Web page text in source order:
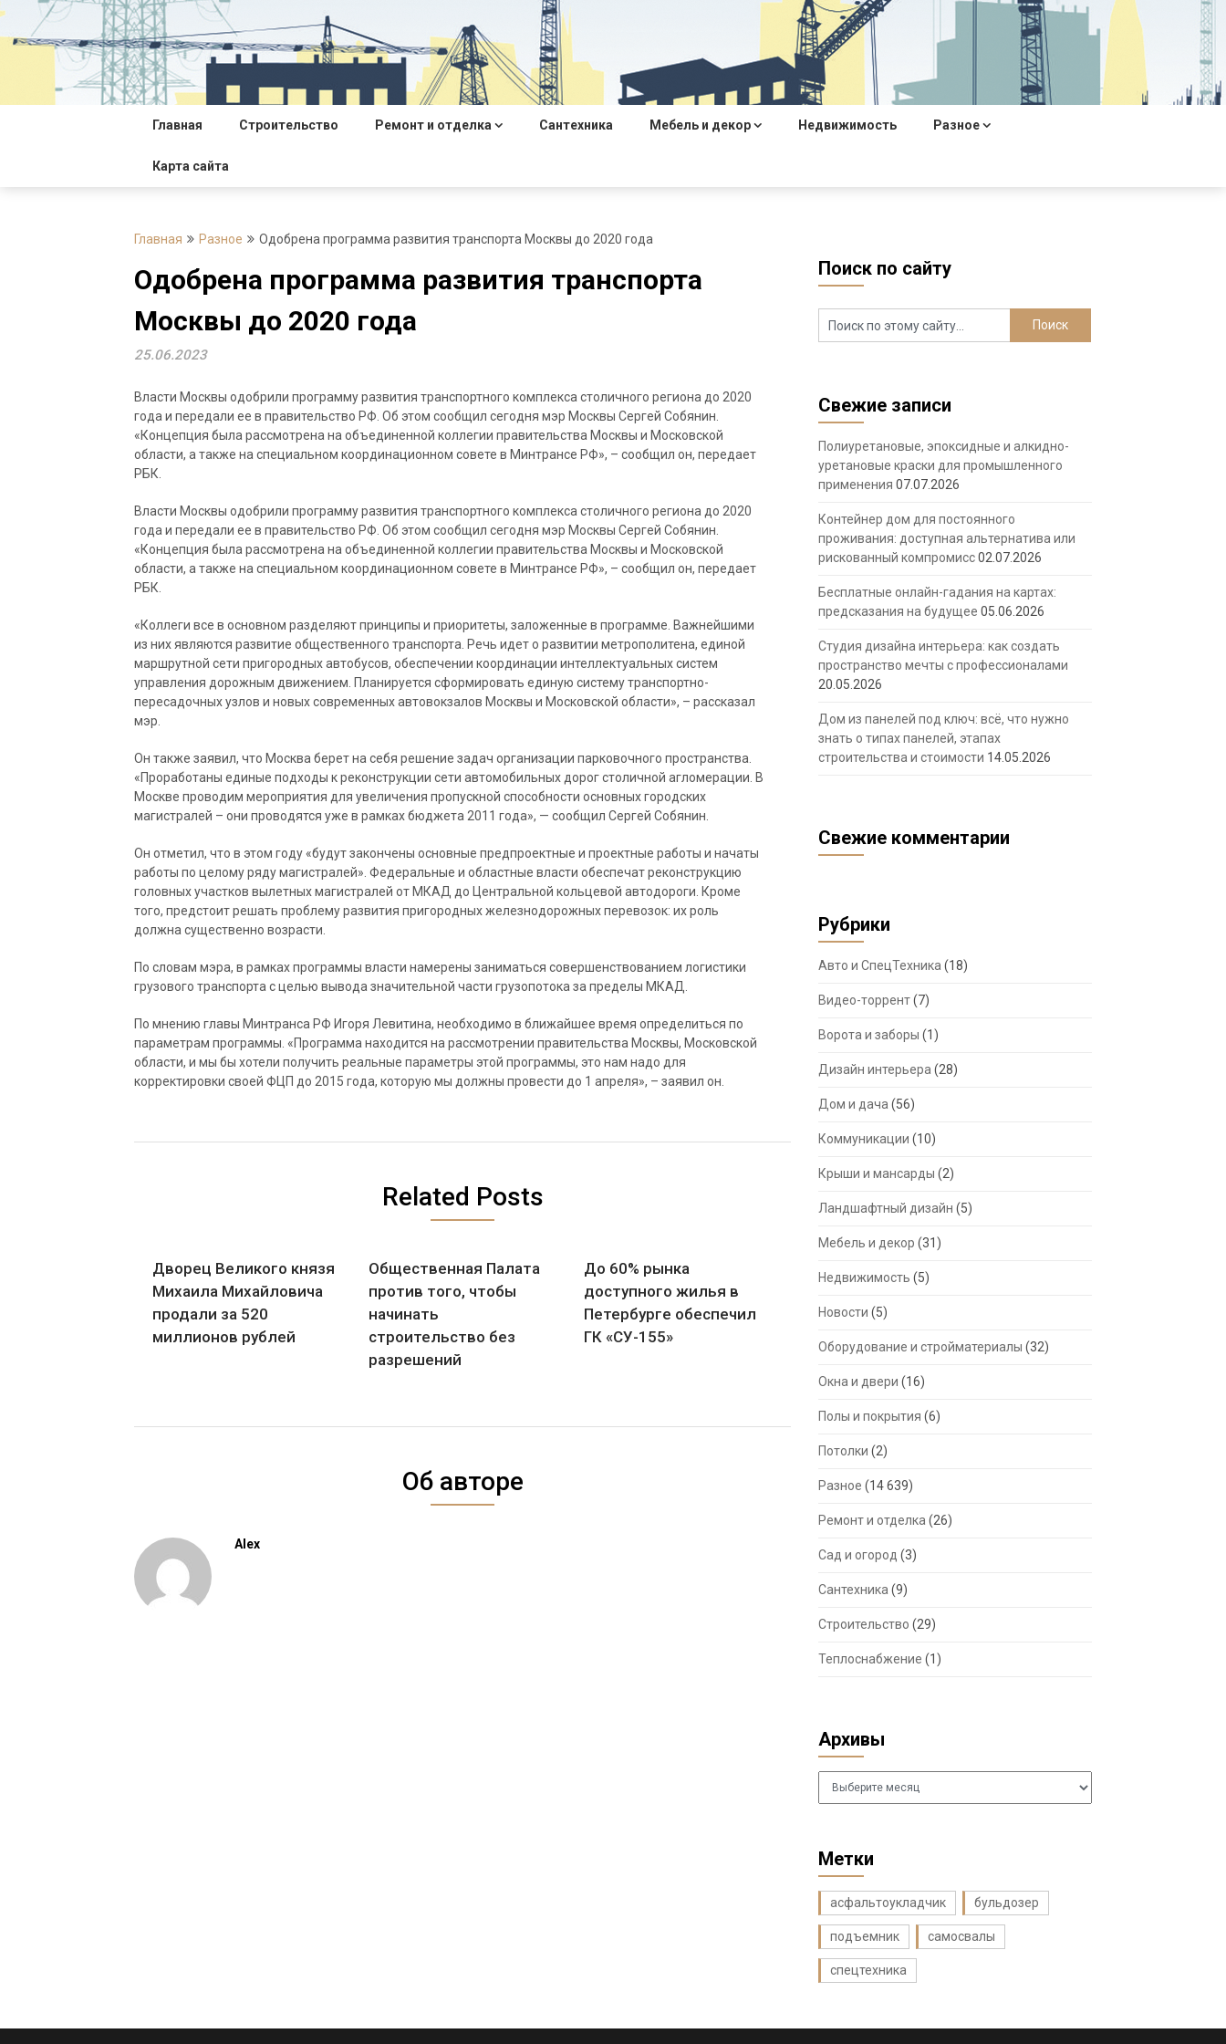
Перейти
содержимому
Главная Строительство Ремонт и отделка Сантехника Мебель и декор Недвижимость Разное
Карта сайта
Главная Разное Одобрена программа развития транспорта Москвы до 2020 года
Одобрена программа развития транспорта
Москвы до 2020 года
25.06.2023
Власти Москвы одобрили программу развития транспортного комплекса столичного региона до 2020
года и передали ее в правительство РФ. Об этом сообщил сегодня мэр Москвы Сергей Собянин.
«Концепция была рассмотрена на объединенной коллегии правительства Москвы и Московской
области, а также на специальном координационном совете в Минтрансе РФ», – сообщил он, передает
РБК.
Власти Москвы одобрили программу развития транспортного комплекса столичного региона до 2020
года и передали ее в правительство РФ. Об этом сообщил сегодня мэр Москвы Сергей Собянин.
«Концепция была рассмотрена на объединенной коллегии правительства Москвы и Московской
области, а также на специальном координационном совете в Минтрансе РФ», – сообщил он, передает
РБК.
«Коллеги все в основном разделяют принципы и приоритеты, заложенные в программе. Важнейшими
из них являются развитие общественного транспорта. Речь идет о развитии метрополитена, единой
маршрутной сети пригородных автобусов, обеспечении координации интеллектуальных систем
управления дорожным движением. Планируется сформировать единую систему транспортно-
пересадочных узлов и новых современных автовокзалов Москвы и Московской области», – рассказал
мэр.
Он также заявил, что Москва берет на себя решение задач организации парковочного пространства.
«Проработаны единые подходы к реконструкции сети автомобильных дорог столичной агломерации. В
Москве проводим мероприятия для увеличения пропускной способности основных городских
магистралей – они проводятся уже в рамках бюджета 2011 года», — сообщил Сергей Собянин.
Он отметил, что в этом году «будут закончены основные предпроектные и проектные работы и начаты
работы по целому ряду магистралей». Федеральные и областные власти обеспечат реконструкцию
головных участков вылетных магистралей от МКАД до Центральной кольцевой автодороги. Кроме
того, предстоит решать проблему развития пригородных железнодорожных перевозок: их роль
должна существенно возрасти.
По словам мэра, в рамках программы власти намерены заниматься совершенствованием логистики
грузового транспорта с целью вывода значительной части грузопотока за пределы МКАД.
По мнению главы Минтранса РФ Игоря Левитина, необходимо в ближайшее время определиться по
параметрам программы. «Программа находится на рассмотрении правительства Москвы, Московской
области, и мы бы хотели получить реальные параметры этой программы, это нам надо для
корректировки своей ФЦП до 2015 года, которую мы должны провести до 1 апреля», – заявил он.
Related Posts
Дворец Великого князя
Михаила Михайловича
продали за 520
миллионов рублей
Общественная Палата
против того, чтобы
начинать
строительство без
разрешений
До 60% рынка
доступного жилья в
Петербурге обеспечил
ГК «СУ-155»
Об авторе
Alex
Поиск по сайту
Свежие записи
Полиуретановые, эпоксидные и алкидно-
уретановые краски для промышленного
применения 07.07.2026
Контейнер дом для постоянного
проживания: доступная альтернатива или
рискованный компромисс02.07.2026
Бесплатные онлайн-гадания на картах:
предсказания на будущее 05.06.2026
Студия дизайна интерьера: как создать
пространство мечты с профессионалами
20.05.2026
Дом из панелей под ключ: всё, что нужно
знать о типах панелей, этапах
строительства и стоимости 14.05.2026
Свежие комментарии
Рубрики
Авто и СпецТехника (18)
Видео-торрент(7)
Ворота и заборы (1)
Дизайн интерьера (28)
Дом и дача (56)
Коммуникации (10)
Крыши и мансарды (2)
Ландшафтный дизайн (5)
Мебель и декор (31)
Недвижимость (5)
Новости (5)
Оборудование и стройматериалы (32)
Окна и двери (16)
Полы и покрытия (6)
Потолки (2)
Разное (14 639)
Ремонт и отделка (26)
Сад и огород (3)
Сантехника (9)
Строительство (29)
Теплоснабжение (1)
Архивы
Архивы
Метки
асфальтоукладчик бульдозер
подъемник самосвалы
спецтехника